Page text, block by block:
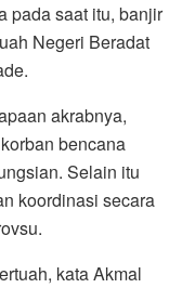
pada saat itu, banjir
Negeri Beradat
akrabnya,
bencana
Selain itu
koordinasi secara
kata Akmal